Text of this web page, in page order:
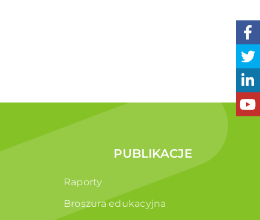
PUBLIKACJE
Raporty
Broszura edukacyjna